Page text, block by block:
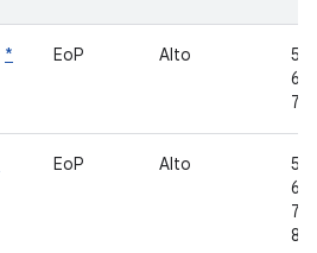
* EoP Alto
EoP Alto
8.0